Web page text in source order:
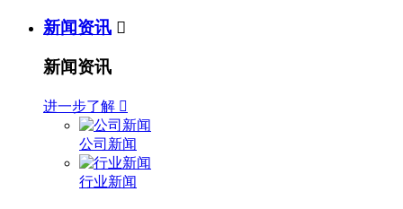
新闻资讯 
新闻资讯
进一步了解 
公司新闻
行业新闻